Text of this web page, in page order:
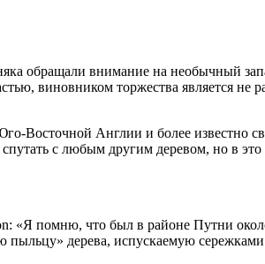
обращали внимание на необычный
виновником торжества является не
Восточной Англии и более
с любым другим деревом, но в
«Я помню, что был в районе Путни
дерева, испускаемую